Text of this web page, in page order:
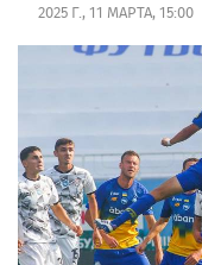
2025 Г., 11 МАРТА,